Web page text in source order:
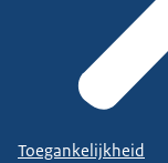
Toegankelijkheid